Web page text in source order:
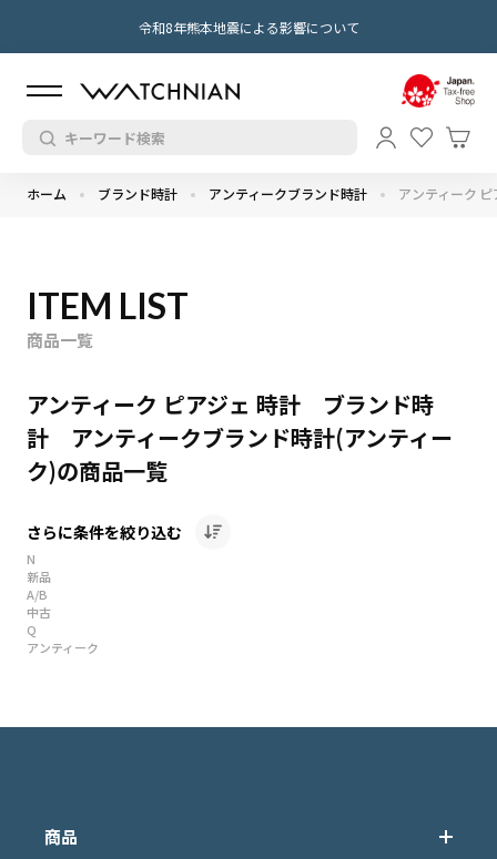
令和8年熊本地震による影響について
ホーム ブランド時計 アンティークブランド時計 アンティーク
ITEM LIST
商品一覧
アンティーク ピアジェ 時計 ブランド時
計 アンティークブランド時計(アンティー
ク)の商品一覧
さらに条件を絞り込む
N
新品
A/B
中古
Q
アンティーク
商品